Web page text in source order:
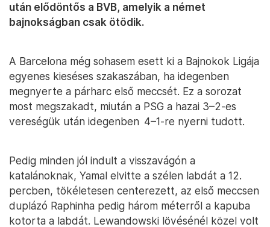
után elődöntős a BVB, amelyik a német
bajnokságban csak ötödik.
A Barcelona még sohasem esett ki a Bajnokok Ligája
egyenes kieséses szakaszában, ha idegenben
megnyerte a párharc első meccsét. Ez a sorozat
most megszakadt, miután a PSG a hazai 3–2-es
vereségük után idegenben 4–1-re nyerni tudott.
Pedig minden jól indult a visszavágón a
katalánoknak, Yamal elvitte a szélen labdát a 12.
percben, tökéletesen centerezett, az első meccsen
duplázó Raphinha pedig három méterről a kapuba
kotorta a labdát. Lewandowski lövésénél közel volt